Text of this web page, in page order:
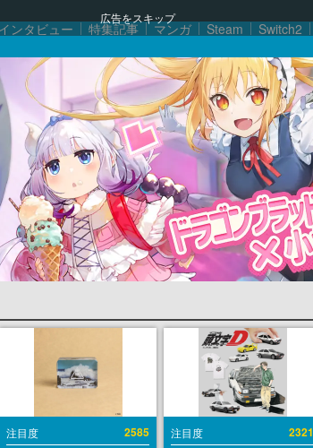
広告をスキップ
インタビュー 特集記事 マンガ Steam Switch2
注目度 2585 注目度 2321